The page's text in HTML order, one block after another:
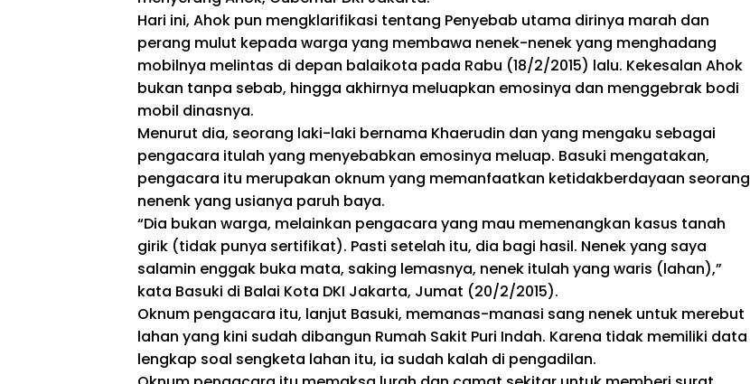
Hari ini, Ahok pun mengklarifikasi tentang Penyebab utama dirinya marah dan
perang mulut kepada warga yang membawa nenek-nenek yang menghadang
mobilnya melintas di depan balaikota pada Rabu (18/2/2015) lalu. Kekesalan Ahok
bukan tanpa sebab, hingga akhirnya meluapkan emosinya dan menggebrak bodi
mobil dinasnya.
Menurut dia, seorang laki-laki bernama Khaerudin dan yang mengaku sebagai
pengacara itulah yang menyebabkan emosinya meluap. Basuki mengatakan,
pengacara itu merupakan oknum yang memanfaatkan ketidakberdayaan seorang
nenenk yang usianya paruh baya.
“Dia bukan warga, melainkan pengacara yang mau memenangkan kasus tanah
girik (tidak punya sertifikat). Pasti setelah itu, dia bagi hasil. Nenek yang saya
salamin enggak buka mata, saking lemasnya, nenek itulah yang waris (lahan),”
kata Basuki di Balai Kota DKI Jakarta, Jumat (20/2/2015).
Oknum pengacara itu, lanjut Basuki, memanas-manasi sang nenek untuk merebut
lahan yang kini sudah dibangun Rumah Sakit Puri Indah. Karena tidak memiliki data
lengkap soal sengketa lahan itu, ia sudah kalah di pengadilan.